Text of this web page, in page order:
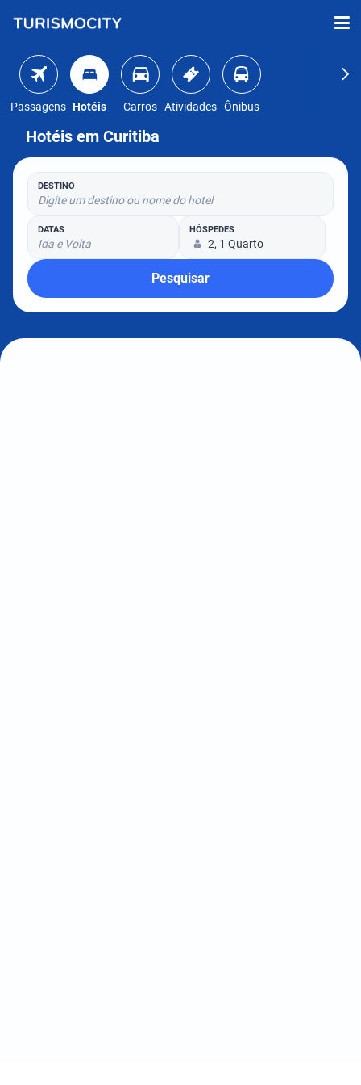
Passagens Hotéis Carros Atividades Ônibus
Hotéis em Curitiba
DESTINO
Digite um destino ou nome do hotel
DATAS
Ida e Volta
HÓSPEDES
2, 1 Quarto
Pesquisar